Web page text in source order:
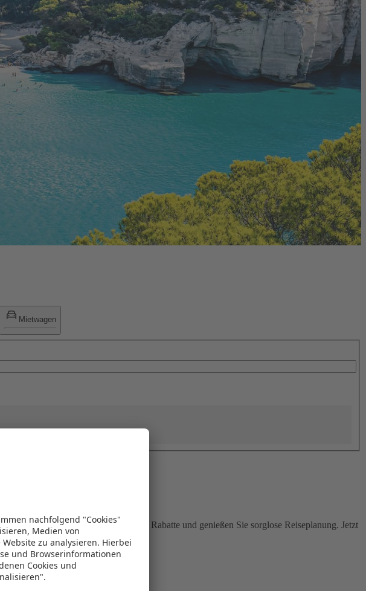
Mietwagen
Zeit und Geld. Nutzen Sie attraktive Rabatte und genießen Sie sorglose Reiseplanung. Jetzt